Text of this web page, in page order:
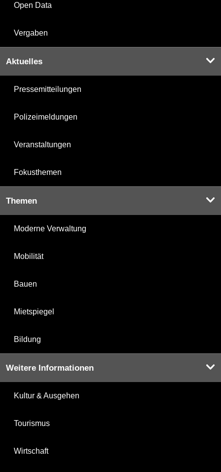
Open Data
Vergaben
Aktuelles
Pressemitteilungen
Polizeimeldungen
Veranstaltungen
Fokusthemen
Themen
Moderne Verwaltung
Mobilität
Bauen
Mietspiegel
Bildung
Weitere Informationen
Kultur & Ausgehen
Tourismus
Wirtschaft